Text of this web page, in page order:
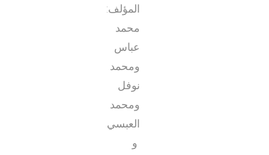
المؤلف:
محمد
عباس
ومحمد
نوفل
ومحمد
العبسي
و